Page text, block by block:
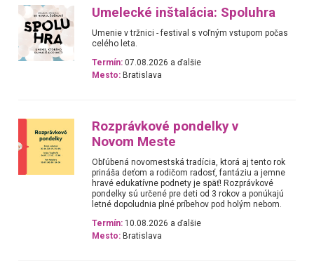
Umelecké inštalácia: Spoluhra
Umenie v tržnici - festival s voľným vstupom počas
celého leta.
Termín: 07.08.2026 a ďalšie
Mesto: Bratislava
Rozprávkové pondelky v
Novom Meste
Obľúbená novomestská tradícia, ktorá aj tento rok
prináša deťom a rodičom radosť, fantáziu a jemne
hravé edukatívne podnety je späť! Rozprávkové
pondelky sú určené pre deti od 3 rokov a ponúkajú
letné dopoludnia plné príbehov pod holým nebom.
Termín: 10.08.2026 a ďalšie
Mesto: Bratislava